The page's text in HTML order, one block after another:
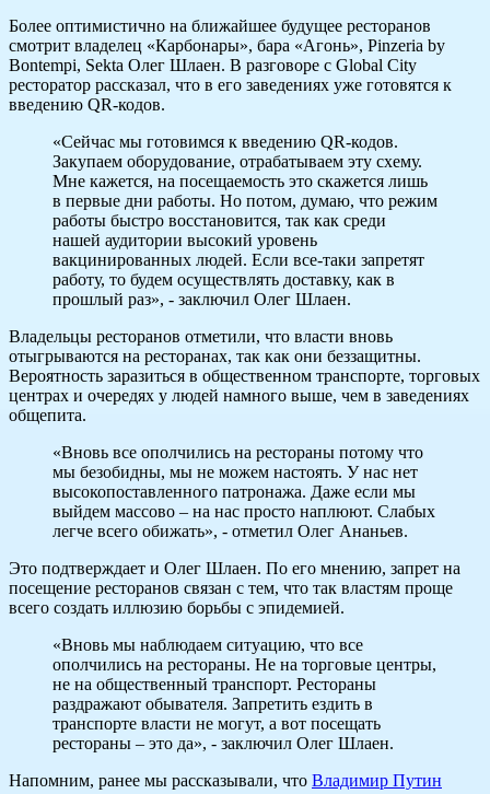
Более оптимистично на ближайшее будущее ресторанов
смотрит владелец «Карбонары», бара «Агонь», Pinzeria by
Bontempi, Sekta Олег Шлаен. В разговоре с Global City
ресторатор рассказал, что в его заведениях уже готовятся к
введению QR-кодов.
«Сейчас мы готовимся к введению QR-кодов.
Закупаем оборудование, отрабатываем эту схему.
Мне кажется, на посещаемость это скажется лишь
в первые дни работы. Но потом, думаю, что режим
работы быстро восстановится, так как среди
нашей аудитории высокий уровень
вакцинированных людей. Если все-таки запретят
работу, то будем осуществлять доставку, как в
прошлый раз», - заключил Олег Шлаен.
Владельцы ресторанов отметили, что власти вновь
отыгрываются на ресторанах, так как они беззащитны.
Вероятность заразиться в общественном транспорте, торговых
центрах и очередях у людей намного выше, чем в заведениях
общепита.
«Вновь все ополчились на рестораны потому что
мы безобидны, мы не можем настоять. У нас нет
высокопоставленного патронажа. Даже если мы
выйдем массово – на нас просто наплюют. Слабых
легче всего обижать», - отметил Олег Ананьев.
Это подтверждает и Олег Шлаен. По его мнению, запрет на
посещение ресторанов связан с тем, что так властям проще
всего создать иллюзию борьбы с эпидемией.
«Вновь мы наблюдаем ситуацию, что все
ополчились на рестораны. Не на торговые центры,
не на общественный транспорт. Рестораны
раздражают обывателя. Запретить ездить в
транспорте власти не могут, а вот посещать
рестораны – это да», - заключил Олег Шлаен.
Напомним, ранее мы рассказывали, что Владимир Путин